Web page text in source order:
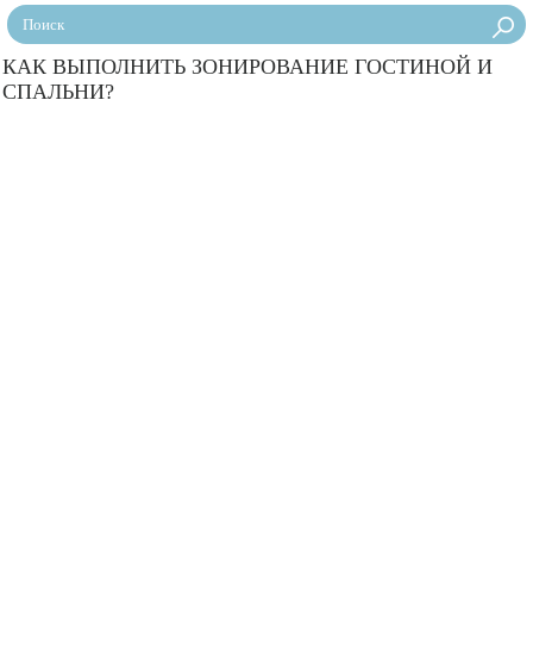
КАК ВЫПОЛНИТЬ ЗОНИРОВАНИЕ ГОСТИНОЙ И
СПАЛЬНИ?